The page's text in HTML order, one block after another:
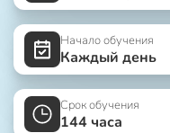
Начало обучения
Каждый день
Срок обучения
144 часа